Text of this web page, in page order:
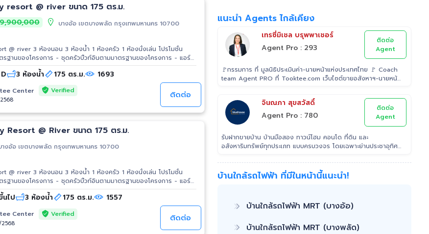
resort @ river ขนาด 175 ตร.ม.
บางอ้อ เขตบางพลัด กรุงเทพมหานคร 10700
river 3 ห้องนอน 3 ห้องน้ำ 1 ห้องครัว 1 ห้องนั่งเล่น โปรโมชั่น
ฐานของโครงการ - ชุดครัวบิ้วท์อินตามมาตรฐานของโครงการ - แอร์
อน* - (ฟรีส่วนกลาง 1ปีแรก,ฟรีกองทุน,ฟรีโอนกรรมสิทธิ์,ฟรีประกัน มี
ายในปี 2566 เท่านั้น สิ่งอำนวยความสะดวก - ฟิตเนส -
ห้องสมุด, จากุซซี่, ห้องจัดเลี้ยง/ห้องประชุม, สนามเทนนิส, ห้องสควอช,
-
3 ห้องน้ำ 175 ตร.ม. 1693
Center Verified ติดต่อ
Resort @ River ขนาด 175 ตร.ม.
างอ้อ เขตบางพลัด กรุงเทพมหานคร 10700
river 3 ห้องนอน 3 ห้องน้ำ 1 ห้องครัว 1 ห้องนั่งเล่น โปรโมชั่น
ฐานของโครงการ - ชุดครัวบิ้วท์อินตามมาตรฐานของโครงการ - แอร์
อน* - (ฟรีส่วนกลาง 1ปีแรก,ฟรีกองทุน,ฟรีโอนกรรมสิทธิ์,ฟรีประกัน มี
ายในปี 2566 เท่านั้น สิ่งอำนวยความสะดวก - ฟิตเนส -
ห้องสมุด, จากุซซี่, ห้องจัดเลี้ยง/ห้องประชุม, สนามเทนนิส, ห้องสควอช,
-
นไป 3 ห้องน้ำ 175 ตร.ม. 1557
Center Verified ติดต่อ
แนะนำ Agents ไกล้เคียง
เทรซี่มิเชล บรุพพาเชอร์
Agent Pro : 293
ติดต่อ
Agent
🚩กรรมการ ที่ มูลนิธิประเมินค่า-นายหน้าแห่งประเทศไทย 🚩 Coach
team Agent PRO ที่ Tooktee.com เว็บไซต์ขายอสังหาฯ-นายหน้า
อสังหาริมทรัพย์ ที่ โรงเรียนธุรกิจอสังหาริมทรัพย์ไทย 🚩 Property
Consultant ที่ Tooktee ขาย-ซื้อ บ้านมือสอง อสังหาริมทรัพย์
กรุงเทพและปริมณฑล 🚩 อนุกรรม ที่สมาคมนายหน้า
และ ERA
จินณภา สุขสวัสดิ์
Agent Pro : 780
ติดต่อ
Agent
รับฝากขายบ้าน บ้านมือสอง ทาวน์โฮม คอนโด ที่ดิน และ
อสังหาริมทรัพย์ทุกประเภท แบบครบวงจร โดยเฉพาะย่านประชาอุทิศ
ขายบ้านได้อย่างรวดเร็ว เรา เอาใจใส่ ดูแล ลูกค้าในทุกขั้นตอน
ติดต่อ 022953905 Line: @Tooktee
บ้านใกล้รถไฟฟ้า ที่มีในหน้านี้แนะนำ!
บ้านใกล้รถไฟฟ้า MRT (บางอ้อ)
บ้านใกล้รถไฟฟ้า MRT (บางพลัด)